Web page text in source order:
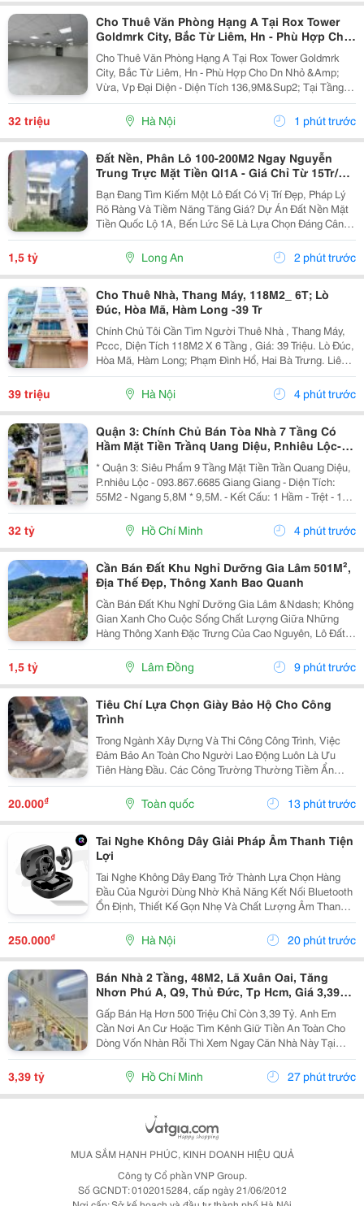
Cho Thuê Văn Phòng Hạng A Tại Rox Tower
Goldmrk City, Bắc Từ Liêm, Hn - Phù Hợp Cho
Dn Nhỏ & Vừa, Vp Đại Diện
Cho Thuê Văn Phòng Hạng A Tại Rox Tower Goldmrk
City, Bắc Từ Liêm, Hn - Phù Hợp Cho Dn Nhỏ &Amp;
Vừa, Vp Đại Diện - Diện Tích 136,9M&Sup2; Tại Tầng
32 &Ndash; Một Trong Những Layout Đẹp Và Dễ Khai
Thác Nhất Tòa Nhà Rox Tower, 136 Hồ Tùng Mậu,
32 triệu Hà Nội 1 phút trước
Đất Nền, Phân Lô 100-200M2 Ngay Nguyễn
Trung Trực Mặt Tiền Ql1A - Giá Chỉ Từ 15Tr/M²
Tại Bến Lức
Bạn Đang Tìm Kiếm Một Lô Đất Có Vị Trí Đẹp, Pháp Lý
Rõ Ràng Và Tiềm Năng Tăng Giá? Dự Án Đất Nền Mặt
Tiền Quốc Lộ 1A, Bến Lức Sẽ Là Lựa Chọn Đáng Cân
Nhắc Dành Cho Bạn. Vị Trí Đắc Địa &Bull; Mặt Tiền
Quốc Lộ 1A, Giao Thông Thuận Tiện. &Bull; Dễ...
1,5 tỷ Long An 2 phút trước
Cho Thuê Nhà, Thang Máy, 118M2_ 6T; Lò
Đúc, Hòa Mã, Hàm Long -39 Tr
Chính Chủ Tôi Cần Tìm Người Thuê Nhà , Thang Máy,
Pccc, Diện Tích 118M2 X 6 Tầng , Giá: 39 Triệu. Lò Đúc,
Hòa Mã, Hàm Long; Phạm Đình Hổ, Hai Bà Trưng. Liên
Hệ Chủ Nhà: 0946507497 . Vị Trí Gần Ngã Ba, Khu Đông
Dân Cư, Kinh Doanh Sầm Uất, Nhiều Trụ Sở...
39 triệu Hà Nội 4 phút trước
Quận 3: Chính Chủ Bán Tòa Nhà 7 Tầng Có
Hầm Mặt Tiền Trầnq Uang Diệu, P.nhiêu Lộc-
Dt 6M*10M Vuông Vức- Nổi Tiếng Phố Thời
Trang Kinh
* Quận 3: Siêu Phẩm 9 Tầng Mặt Tiền Trần Quang Diệu,
P.nhiêu Lộc - 093.867.6685 Giang Giang - Diện Tích:
55M2 - Ngang 5,8M * 9,5M. - Kết Cấu: 1 Hầm - Trệt - 1
Lửng - 5 Tầng - Sân Thượng - Thang Máy. + Tầng Hầm:
Kinh Doanh Giặt Sấy. + Tầng Trệt -...
32 tỷ Hồ Chí Minh 4 phút trước
Cần Bán Đất Khu Nghỉ Dưỡng Gia Lâm 501M²,
Địa Thế Đẹp, Thông Xanh Bao Quanh
Cần Bán Đất Khu Nghỉ Dưỡng Gia Lâm &Ndash; Không
Gian Xanh Cho Cuộc Sống Chất Lượng Giữa Những
Hàng Thông Xanh Đặc Trưng Của Cao Nguyên, Lô Đất
501M&Sup2; Tại Khu Nghỉ Dưỡng Gia Lâm Mang Đến
Cảm Giác Bình Yên Ngay Từ Lần Đầu Ghé Thăm.
Không Khí Mát...
1,5 tỷ Lâm Đồng 9 phút trước
Tiêu Chí Lựa Chọn Giày Bảo Hộ Cho Công
Trình
Trong Ngành Xây Dựng Và Thi Công Công Trình, Việc
Đảm Bảo An Toàn Cho Người Lao Động Luôn Là Ưu
Tiên Hàng Đầu. Các Công Trường Thường Tiềm Ẩn
Nhiều Nguy Cơ Như Vật Rơi, Bề Mặt Trơn Trượt, Đinh
Nhọn, Vật Sắc Bén Hay Các Tác Động Cơ Học Khác.
Chính Vì...
20.000₫ Toàn quốc 13 phút trước
Tai Nghe Không Dây Giải Pháp Âm Thanh Tiện
Lợi
Tai Nghe Không Dây Đang Trở Thành Lựa Chọn Hàng
Đầu Của Người Dùng Nhờ Khả Năng Kết Nối Bluetooth
Ổn Định, Thiết Kế Gọn Nhẹ Và Chất Lượng Âm Thanh
Ngày Càng Được Cải Thiện. Từ Học Tập, Làm Việc Đến
Giải Trí Hay Luyện Tập Thể Thao, Tai Nghe Không Dây...
250.000₫ Hà Nội 20 phút trước
Bán Nhà 2 Tầng, 48M2, Lã Xuân Oai, Tăng
Nhơn Phú A, Q9, Thủ Đức, Tp Hcm, Giá 3,39
Tỷ.
Gấp Bán Hạ Hơn 500 Triệu Chỉ Còn 3,39 Tỷ. Anh Em
Cần Nơi An Cư Hoặc Tìm Kênh Giữ Tiền An Toàn Cho
Dòng Vốn Nhàn Rỗi Thì Xem Ngay Căn Nhà Này Tại
Đường Lã Xuân Oai, Phường Tăng Nhơn Phú A, Quận
9. Tp Hcm. Diện Tích Đất 48M2, Kích Thước 3.7M X...
3,39 tỷ Hồ Chí Minh 27 phút trước
MUA SẮM HẠNH PHÚC, KINH DOANH HIỆU QUẢ
Công ty Cổ phần VNP Group.
Số GCNDT: 0102015284, cấp ngày 21/06/2012